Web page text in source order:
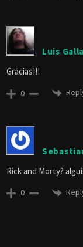
Luis
Gracias!!!
0
Rick and Morty?
0